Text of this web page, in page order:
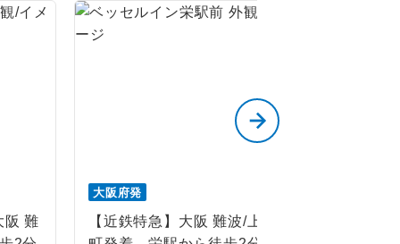
阪 難
大阪府発
【近鉄特急】大阪 難波/上本
。